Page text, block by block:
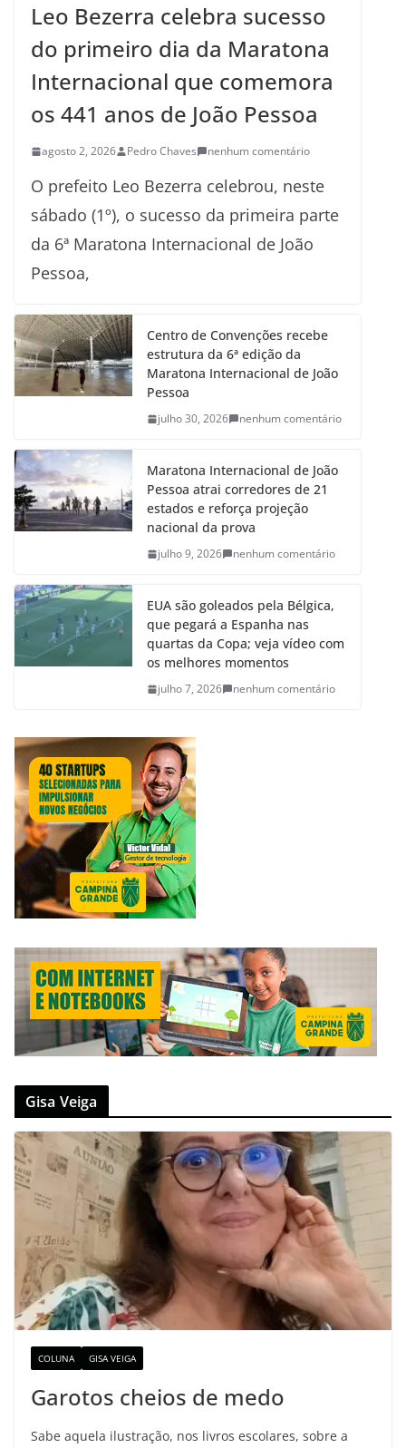
Leo Bezerra celebra sucesso
do primeiro dia da Maratona
Internacional que comemora
os 441 anos de João Pessoa
agosto 2, 2026 Pedro Chaves nenhum comentário
O prefeito Leo Bezerra celebrou, neste
sábado (1º), o sucesso da primeira parte
da 6ª Maratona Internacional de João
Pessoa,
Centro de Convenções recebe
estrutura da 6ª edição da
Maratona Internacional de João
Pessoa
julho 30, 2026 nenhum comentário
Maratona Internacional de João
Pessoa atrai corredores de 21
estados e reforça projeção
nacional da prova
julho 9, 2026 nenhum comentário
EUA são goleados pela Bélgica,
que pegará a Espanha nas
quartas da Copa; veja vídeo com
os melhores momentos
julho 7, 2026 nenhum comentário
Gisa Veiga
COLUNA GISA VEIGA
Garotos cheios de medo
Sabe aquela ilustração, nos livros escolares, sobre a